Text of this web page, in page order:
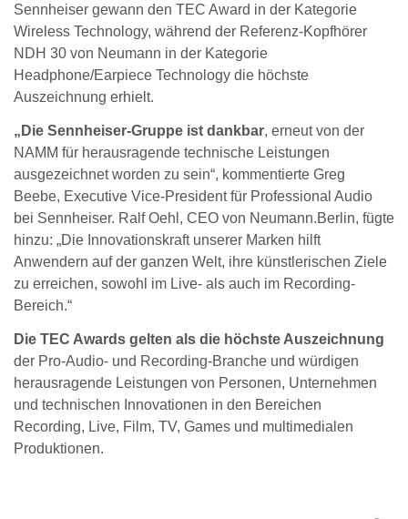
Sennheiser gewann den TEC Award in der Kategorie
Wireless Technology, während der Referenz-Kopfhörer
NDH 30 von Neumann in der Kategorie
Headphone/Earpiece Technology die höchste
Auszeichnung erhielt.
„Die Sennheiser-Gruppe ist dankbar, erneut von der
NAMM für herausragende technische Leistungen
ausgezeichnet worden zu sein“, kommentierte Greg
Beebe, Executive Vice-President für Professional Audio
bei Sennheiser. Ralf Oehl, CEO von Neumann.Berlin, fügte
hinzu: „Die Innovationskraft unserer Marken hilft
Anwendern auf der ganzen Welt, ihre künstlerischen Ziele
zu erreichen, sowohl im Live- als auch im Recording-
Bereich.“
Die TEC Awards gelten als die höchste Auszeichnung
der Pro-Audio- und Recording-Branche und würdigen
herausragende Leistungen von Personen, Unternehmen
und technischen Innovationen in den Bereichen
Recording, Live, Film, TV, Games und multimedialen
Produktionen.